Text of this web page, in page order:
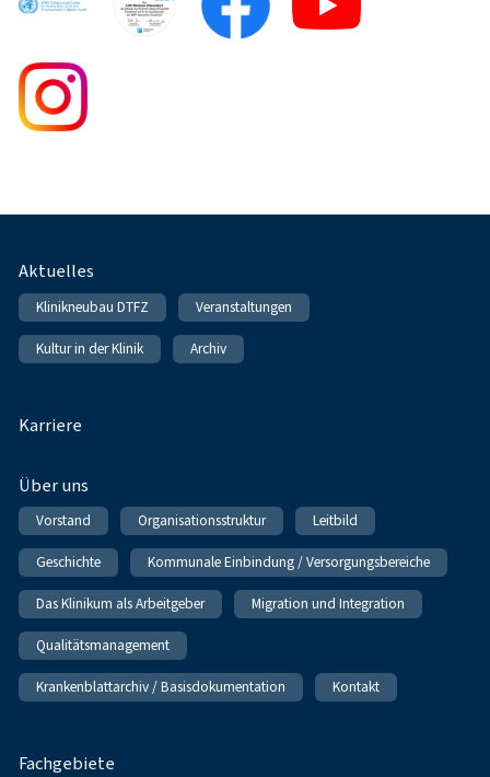
Fußnavigation
Aktuelles
Klinikneubau DTFZ Veranstaltungen
Kultur in der Klinik Archiv
Karriere
Über uns
Vorstand Organisationsstruktur Leitbild
Geschichte Kommunale Einbindung / Versorgungsbereiche
Das Klinikum als Arbeitgeber Migration und Integration
Qualitätsmanagement
Krankenblattarchiv / Basisdokumentation Kontakt
Fachgebiete